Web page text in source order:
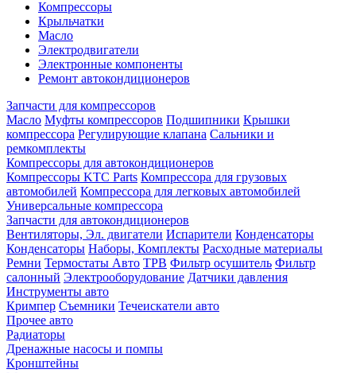
Компрессоры
Крыльчатки
Масло
Электродвигатели
Электронные компоненты
Ремонт автокондиционеров
Запчасти для компрессоров
Масло Муфты компрессоров Подшипники Крышки
компрессора Регулирующие клапана Сальники и
ремкомплекты
Компрессоры для автокондиционеров
Компрессоры KTC Parts Компрессора для грузовых
автомобилей Компрессора для легковых автомобилей
Универсальные компрессора
Запчасти для автокондиционеров
Вентиляторы, Эл. двигатели Испарители Конденсаторы
Конденсаторы Наборы, Комплекты Расходные материалы
Ремни Термостаты Авто ТРВ Фильтр осушитель Фильтр
салонный Электрооборудование Датчики давления
Инструменты авто
Кримпер Съемники Течеискатели авто
Прочее авто
Радиаторы
Дренажные насосы и помпы
Кронштейны